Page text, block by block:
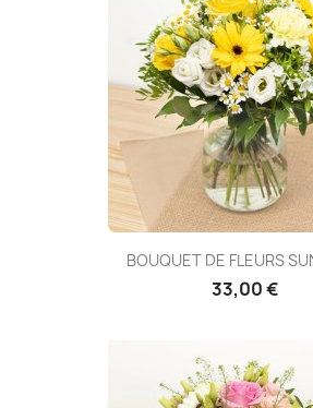
BOUQUET DE FLEURS
33,00 €